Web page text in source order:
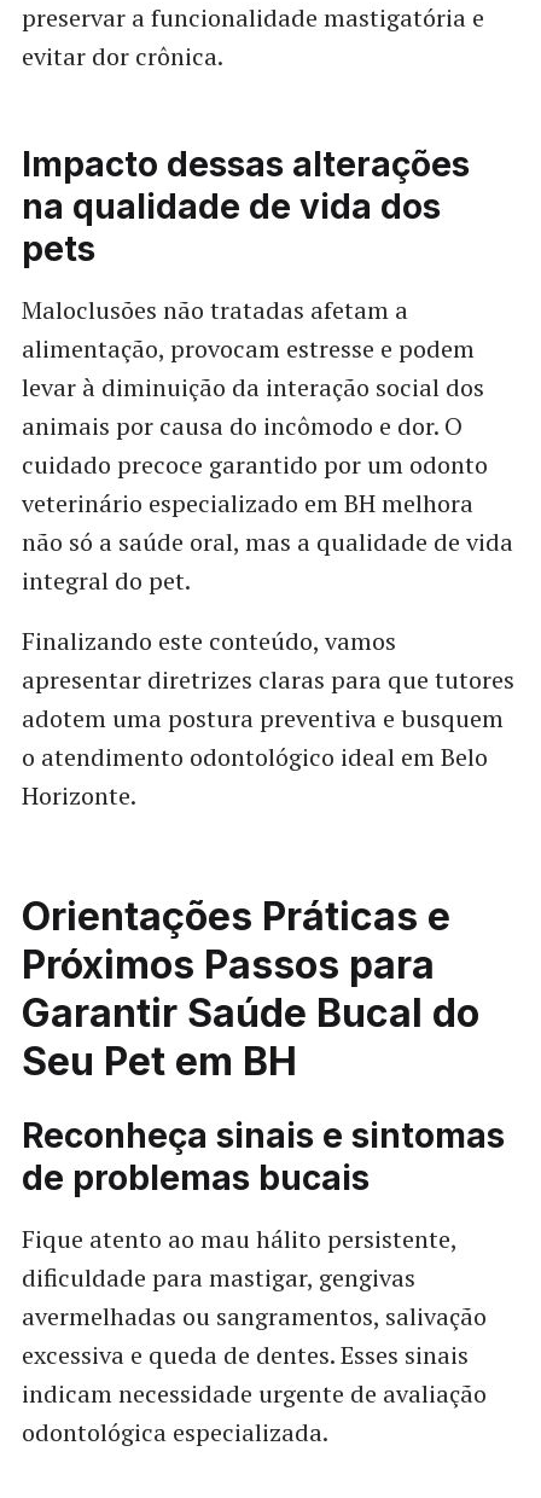
preservar a funcionalidade mastigatória e
evitar dor crônica.
Impacto dessas alterações
na qualidade de vida dos
pets
Maloclusões não tratadas afetam a
alimentação, provocam estresse e podem
levar à diminuição da interação social dos
animais por causa do incômodo e dor. O
cuidado precoce garantido por um odonto
veterinário especializado em BH melhora
não só a saúde oral, mas a qualidade de vida
integral do pet.
Finalizando este conteúdo, vamos
apresentar diretrizes claras para que tutores
adotem uma postura preventiva e busquem
o atendimento odontológico ideal em Belo
Horizonte.
Orientações Práticas e
Próximos Passos para
Garantir Saúde Bucal do
Seu Pet em BH
Reconheça sinais e sintomas
de problemas bucais
Fique atento ao mau hálito persistente,
dificuldade para mastigar, gengivas
avermelhadas ou sangramentos, salivação
excessiva e queda de dentes. Esses sinais
indicam necessidade urgente de avaliação
odontológica especializada.